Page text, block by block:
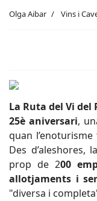
Olga Aibar Vins i
La Ruta del Vi del
25è aniversari,
quan
Des
prop de 200
allotjaments i
"diversa i